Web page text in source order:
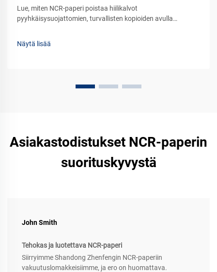
Lue, miten NCR-paperi poistaa hiilikalvot
pyyhkäisysuojattomien, turvallisten kopioiden avulla
Näytä lisää
Asiakastodistukset NCR-paperin
suorituskyvystä
John Smith
Tehokas ja luotettava NCR-paperi
Siirryimme Shandong Zhenfengin NCR-paperiin
vakuutuslomakkeisiimme, ja ero on huomattava.